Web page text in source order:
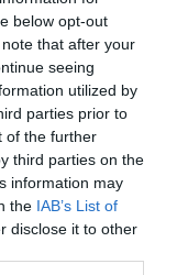
below opt-out
that after your
seeing
utilized by
parties prior to
of the further
third parties on the
information may
the IAB’s List of
disclose it to other
για
την πρώτη
περιγράφει
του
εσωτερικές